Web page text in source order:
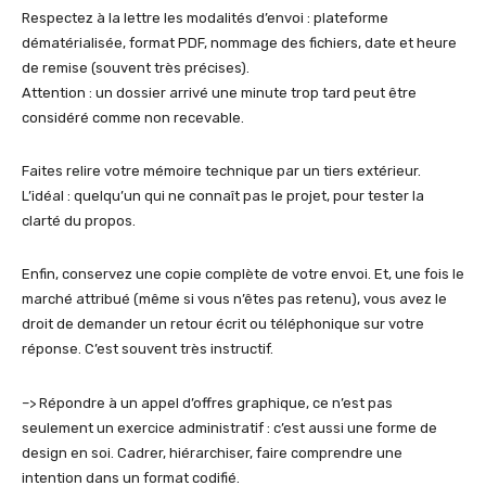
Respectez à la lettre les modalités d’envoi : plateforme
dématérialisée, format PDF, nommage des fichiers, date et heure
de remise (souvent très précises).
Attention : un dossier arrivé une minute trop tard peut être
considéré comme non recevable.
Faites relire votre mémoire technique par un tiers extérieur.
L’idéal : quelqu’un qui ne connaît pas le projet, pour tester la
clarté du propos.
Enfin, conservez une copie complète de votre envoi. Et, une fois le
marché attribué (même si vous n’êtes pas retenu), vous avez le
droit de demander un retour écrit ou téléphonique sur votre
réponse. C’est souvent très instructif.
–> Répondre à un appel d’offres graphique, ce n’est pas
seulement un exercice administratif : c’est aussi une forme de
design en soi. Cadrer, hiérarchiser, faire comprendre une
intention dans un format codifié.